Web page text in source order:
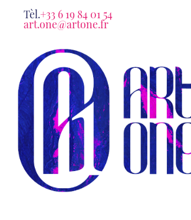
Tèl.+33 6 19 84 01 54
art.one@artone.fr